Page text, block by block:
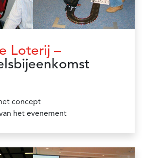
Loterij –
concept
het evenement